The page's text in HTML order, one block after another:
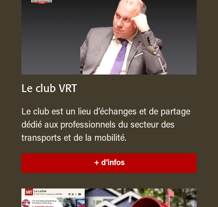
Le club VRT
Le club est un lieu d’échanges et de partage
dédié aux professionnels du secteur des
transports et de la mobilité.
+ d'infos